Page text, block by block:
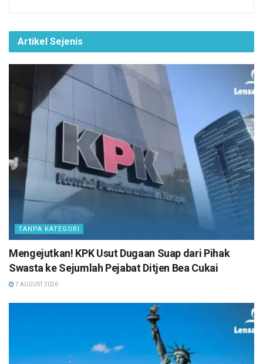
Artikel Sejenis
TANPA KATEGORI
Mengejutkan! KPK Usut Dugaan Suap dari Pihak
Swasta ke Sejumlah Pejabat Ditjen Bea Cukai
7 AUGUST 2026